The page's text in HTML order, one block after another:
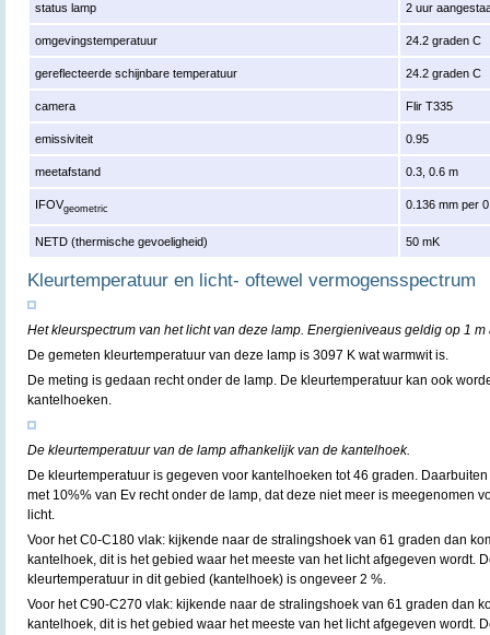
status lamp 2 uur
omgevingstemperatuur 24.2 graden C
gereflecteerde schijnbare temperatuur 24.2 graden C
camera Flir T335
emissiviteit 0.95
meetafstand 0.3, 0.6 m
IFOVgeometric 0.136 mm per
NETD (thermische gevoeligheid) 50 mK
Kleurtemperatuur en licht- oftewel vermogensspectrum
Het kleurspectrum van het licht van deze lamp. Energieniveaus geldig op 1 m
De gemeten kleurtemperatuur van deze lamp is 3097 K wat warmwit is.
De meting is gedaan recht onder de lamp. De kleurtemperatuur kan ook
kantelhoeken.
De kleurtemperatuur van de lamp afhankelijk van de kantelhoek.
De kleurtemperatuur is gegeven voor kantelhoeken tot 46 graden.
met 10%% van Ev recht onder de lamp, dat deze niet meer is meegenomen
licht.
Voor het C0-C180 vlak: kijkende naar de stralingshoek van 61 graden dan
kantelhoek, dit is het gebied waar het meeste van het licht afgegeven wordt.
kleurtemperatuur in dit gebied (kantelhoek) is ongeveer 2 %.
Voor het C90-C270 vlak: kijkende naar de stralingshoek van 61 graden dan
kantelhoek, dit is het gebied waar het meeste van het licht afgegeven wordt.